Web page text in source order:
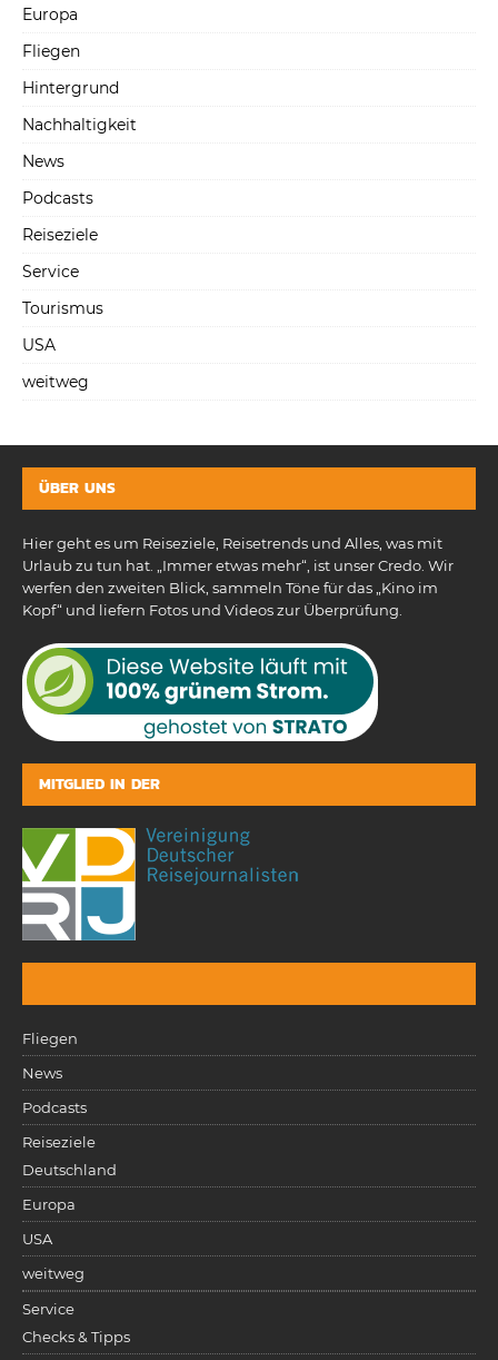
Europa
Fliegen
Hintergrund
Nachhaltigkeit
News
Podcasts
Reiseziele
Service
Tourismus
USA
weitweg
ÜBER UNS
Hier geht es um Reiseziele, Reisetrends und Alles, was mit
Urlaub zu tun hat. „Immer etwas mehr“, ist unser Credo. Wir
werfen den zweiten Blick, sammeln Töne für das „Kino im
Kopf“ und liefern Fotos und Videos zur Überprüfung.
MITGLIED IN DER
Fliegen
News
Podcasts
Reiseziele
Deutschland
Europa
USA
weitweg
Service
Checks & Tipps